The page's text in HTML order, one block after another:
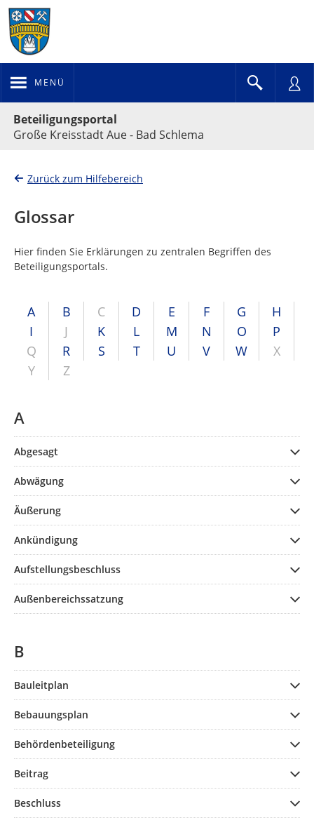
MENÜ
Beteiligungsportal
Große Kreisstadt Aue - Bad Schlema
Zurück zum Hilfebereich
Glossar
Hier finden Sie Erklärungen zu zentralen Begriffen des
Beteiligungsportals.
A B C D E F G
H
I
J K L M N O
P
Q
R S T U V W
X
Y
Z
A
Abgesagt
Abwägung
Äußerung
Ankündigung
Aufstellungsbeschluss
Außenbereichssatzung
B
Bauleitplan
Bebauungsplan
Behördenbeteiligung
Beitrag
Beschluss